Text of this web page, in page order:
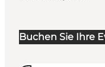
Buchen Sie Ihre